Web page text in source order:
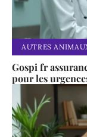
AUTRES
Gospi fr
pour les